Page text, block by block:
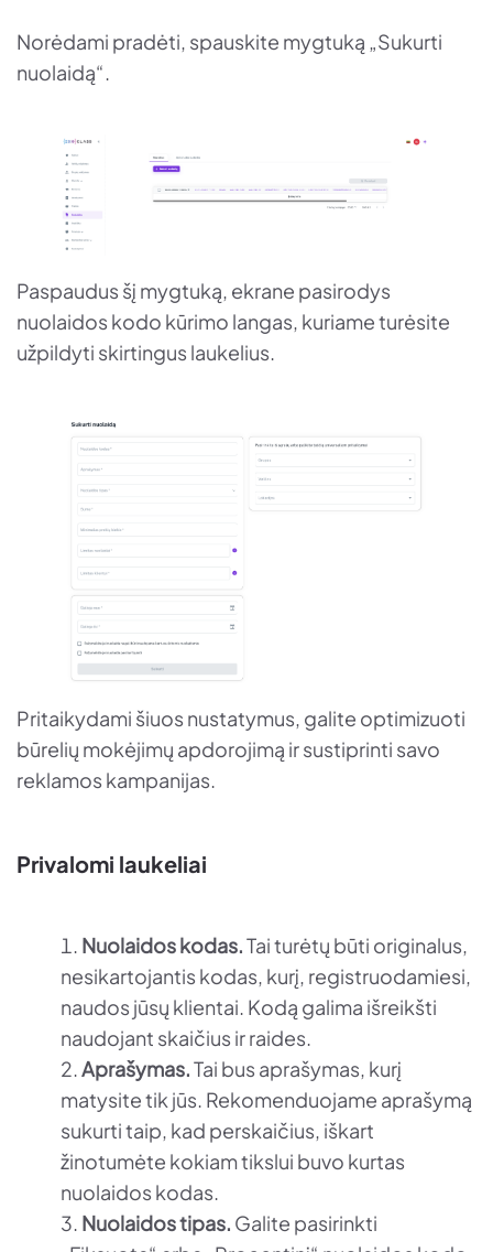
Norėdami pradėti, spauskite mygtuką „Sukurti
nuolaidą“.
Paspaudus šį mygtuką, ekrane pasirodys
nuolaidos kodo kūrimo langas, kuriame turėsite
užpildyti skirtingus laukelius.
Pritaikydami šiuos nustatymus, galite optimizuoti
būrelių mokėjimų apdorojimą ir sustiprinti savo
reklamos kampanijas.
Privalomi laukeliai
Nuolaidos kodas.Tai turėtų būti originalus,
nesikartojantis kodas, kurį, registruodamiesi,
naudos jūsų klientai. Kodą galima išreikšti
naudojant skaičius ir raides.
Aprašymas.Tai bus aprašymas, kurį
matysite tik jūs. Rekomenduojame aprašymą
sukurti taip, kad perskaičius, iškart
žinotumėte kokiam tikslui buvo kurtas
nuolaidos kodas.
Nuolaidos tipas. Galite pasirinkti